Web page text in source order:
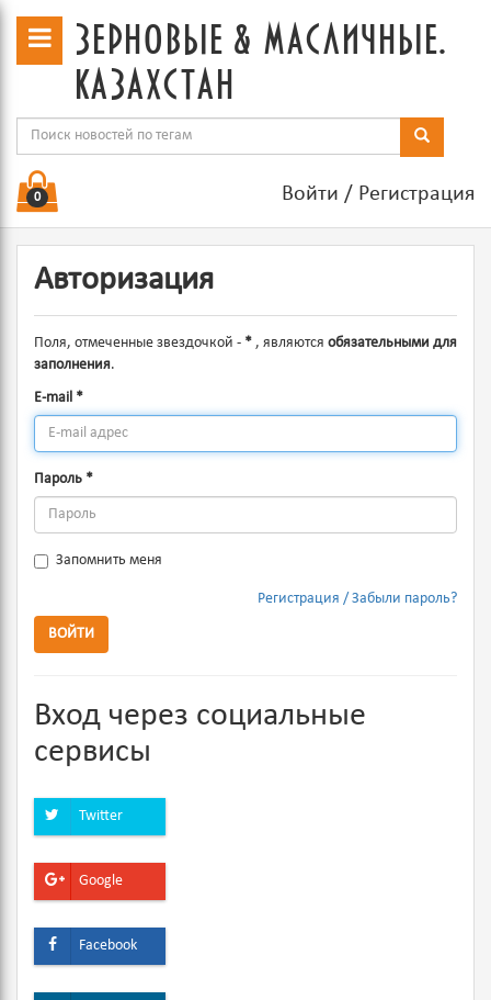
зерновые & масличные.
казахстан
Войти / Регистрация
0
Авторизация
Поля, отмеченные звездочкой - * , являются обязательными для
заполнения.
E-mail *
Пароль *
Запомнить меня
Забыли пароль?
Регистрация
ВОЙТИ
Вход через социальные
сервисы
Twitter
Google
Facebook